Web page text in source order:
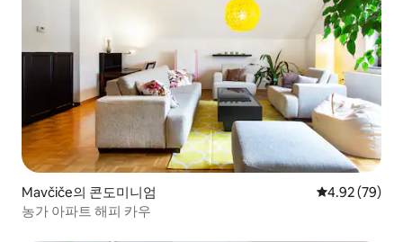
Mavčiče의 콘도미니엄 평점 4.92점(5
4.92 (79)
농가 아파트 해피 카우